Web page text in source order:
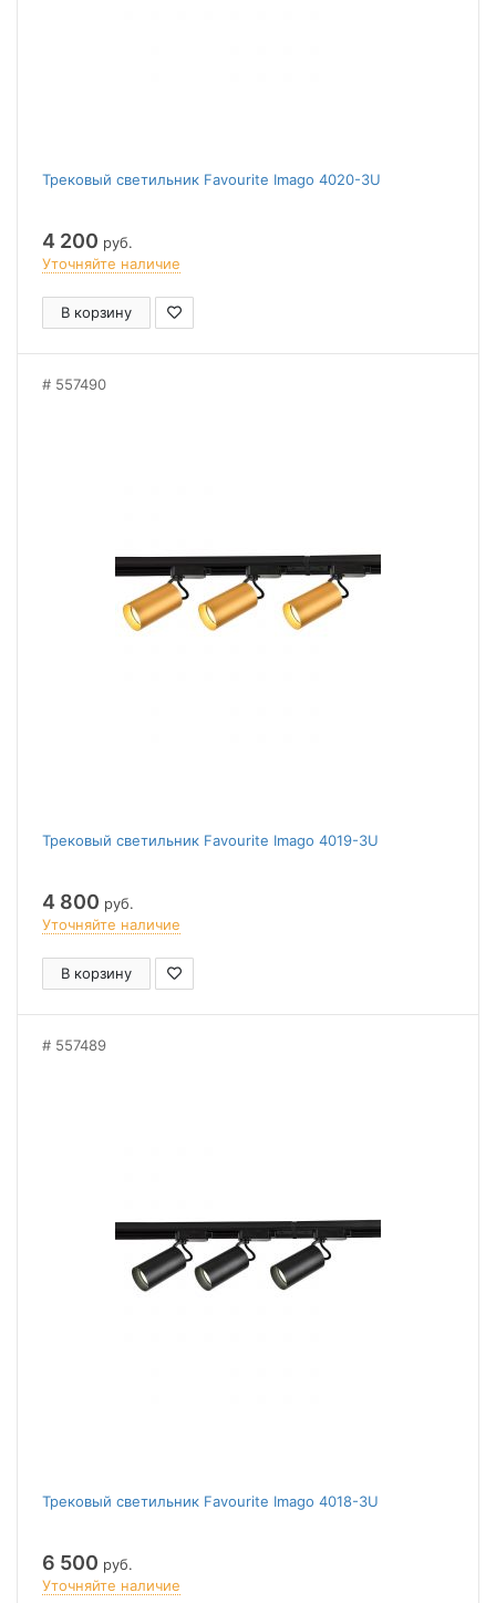
Трековый светильник Favourite Imago 4020-3U
4 200 руб.
Уточняйте наличие
В корзину
557490
Трековый светильник Favourite Imago 4019-3U
4 800 руб.
Уточняйте наличие
В корзину
557489
Трековый светильник Favourite Imago 4018-3U
6 500 руб.
Уточняйте наличие